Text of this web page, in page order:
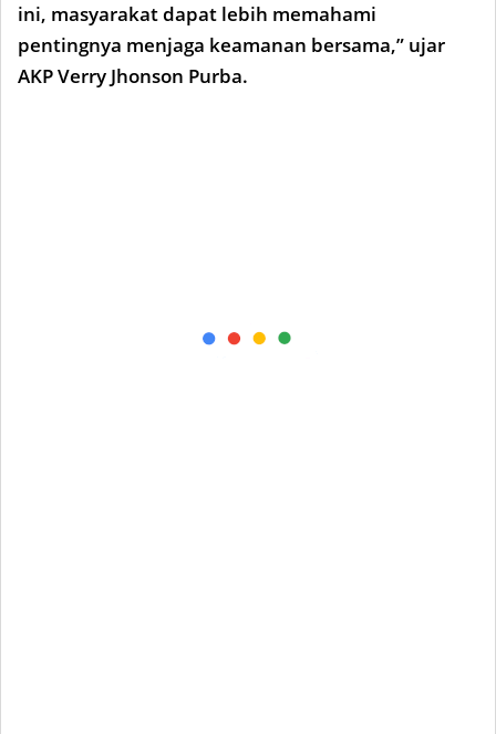
ini, masyarakat dapat lebih memahami
pentingnya menjaga keamanan bersama,” ujar
AKP Verry Jhonson Purba.